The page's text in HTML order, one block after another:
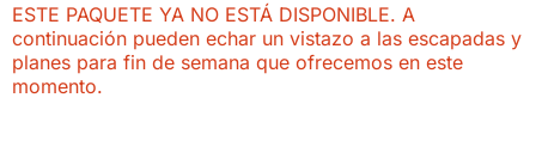
ESTE PAQUETE YA NO ESTÁ DISPONIBLE. A
continuación pueden echar un vistazo a las escapadas y
planes para fin de semana que ofrecemos en este
momento.